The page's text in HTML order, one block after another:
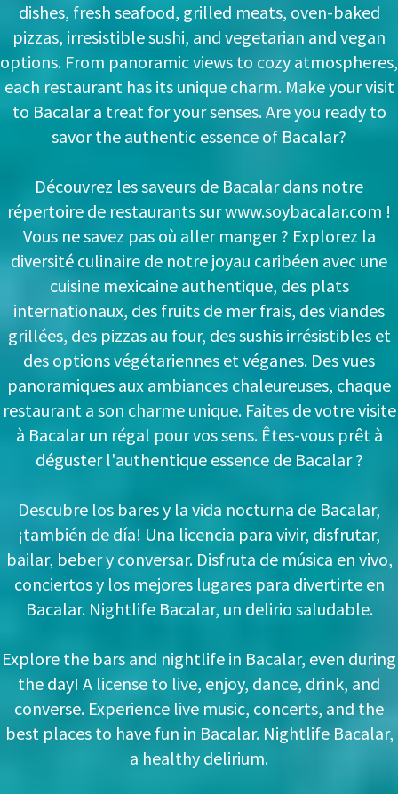
dishes, fresh seafood, grilled meats, oven-baked
pizzas, irresistible sushi, and vegetarian and vegan
options. From panoramic views to cozy atmospheres,
each restaurant has its unique charm. Make your visit
to Bacalar a treat for your senses. Are you ready to
savor the authentic essence of Bacalar?
Découvrez les saveurs de Bacalar dans notre
répertoire de restaurants sur www.soybacalar.com !
Vous ne savez pas où aller manger ? Explorez la
diversité culinaire de notre joyau caribéen avec une
cuisine mexicaine authentique, des plats
internationaux, des fruits de mer frais, des viandes
grillées, des pizzas au four, des sushis irrésistibles et
des options végétariennes et véganes. Des vues
panoramiques aux ambiances chaleureuses, chaque
restaurant a son charme unique. Faites de votre visite
à Bacalar un régal pour vos sens. Êtes-vous prêt à
déguster l'authentique essence de Bacalar ?
Descubre los bares y la vida nocturna de Bacalar,
¡también de día! Una licencia para vivir, disfrutar,
bailar, beber y conversar. Disfruta de música en vivo,
conciertos y los mejores lugares para divertirte en
Bacalar. Nightlife Bacalar, un delirio saludable.
Explore the bars and nightlife in Bacalar, even during
the day! A license to live, enjoy, dance, drink, and
converse. Experience live music, concerts, and the
best places to have fun in Bacalar. Nightlife Bacalar,
a healthy delirium.